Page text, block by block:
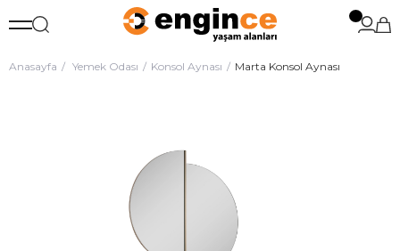
Anasayfa Yemek Odası Konsol Aynası Marta Konsol Aynası